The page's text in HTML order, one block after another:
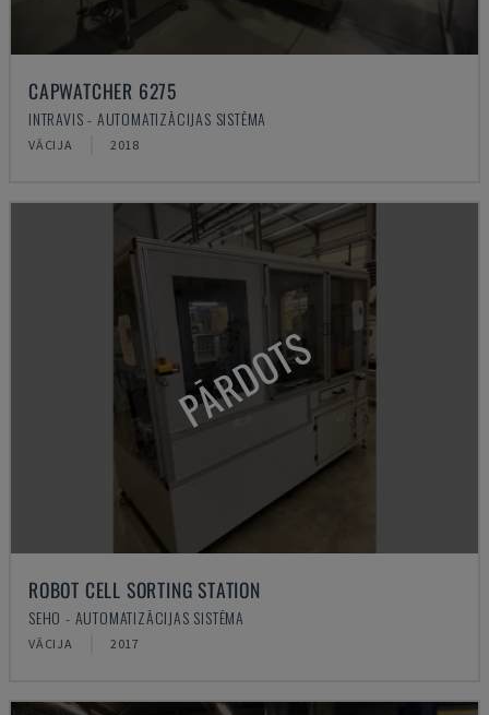
CAPWATCHER 6275
INTRAVIS - AUTOMATIZĀCIJAS SISTĒMA
VĀCIJA 2018
PĀRDOTS
ROBOT CELL SORTING STATION
SEHO - AUTOMATIZĀCIJAS SISTĒMA
VĀCIJA 2017